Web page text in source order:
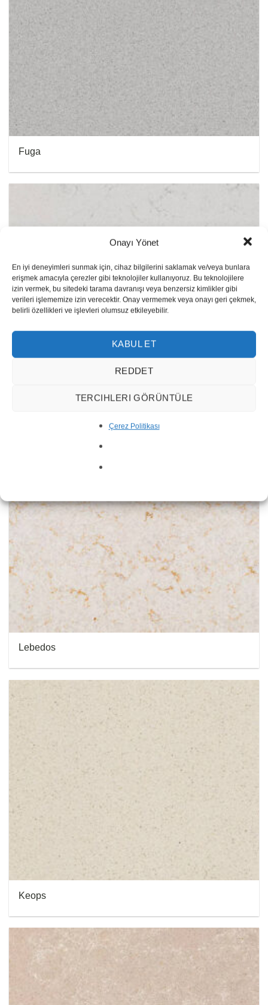
Onayı Yönet
En iyi deneyimleri sunmak için, cihaz bilgilerini saklamak ve/veya bunlara
erişmek amacıyla çerezler gibi teknolojiler kullanıyoruz. Bu teknolojilere
izin vermek, bu sitedeki tarama davranışı veya benzersiz kimlikler gibi
verileri işlememize izin verecektir. Onay vermemek veya onayı geri çekmek,
belirli özellikleri ve işlevleri olumsuz etkileyebilir.
KABUL ET
REDDET
TERCIHLERI GÖRÜNTÜLE
Çerez Politikası
Fuga
Lebedos
Keops